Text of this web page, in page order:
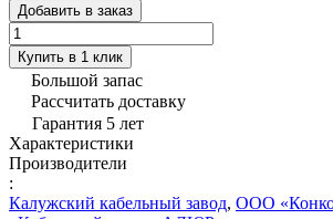
Добавить в заказ
Купить в 1 клик
Большой запас
Рассчитать доставку
Гарантия 5 лет
Характеристики
Производители
:
Калужский кабельный завод, ООО